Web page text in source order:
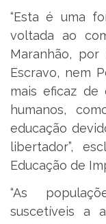
“Esta é uma
voltada ao
Maranhão,
Escravo, nem
mais eficaz de
humanos,
educação
libertador”,
Educação de
“As
suscetíveis a